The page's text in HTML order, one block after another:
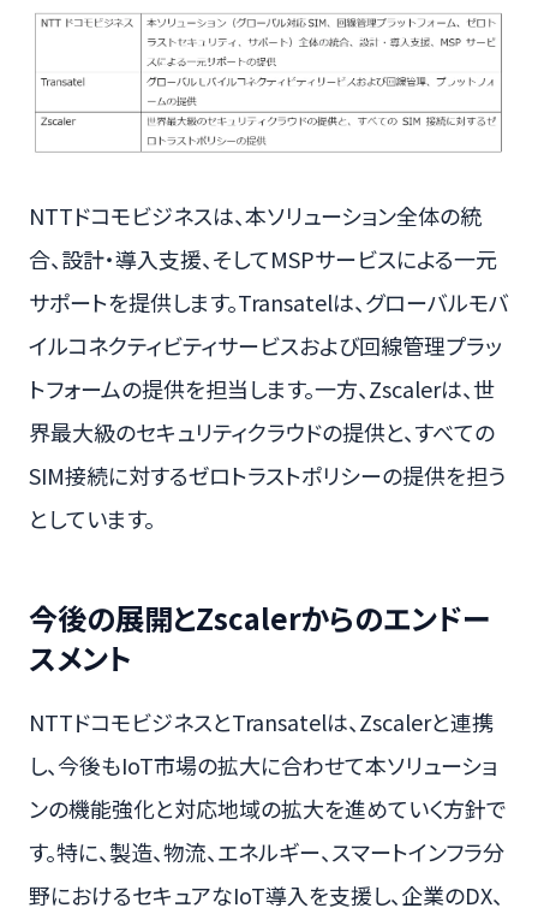
NTTドコモビジネスは、本ソリューション全体の統
合、設計・導入支援、そしてMSPサービスによる一元
サポートを提供します。Transatelは、グローバルモバ
イルコネクティビティサービスおよび回線管理プラッ
トフォームの提供を担当します。一方、Zscalerは、世
界最大級のセキュリティクラウドの提供と、すべての
SIM接続に対するゼロトラストポリシーの提供を担う
としています。
今後の展開とZscalerからのエンドー
スメント
NTTドコモビジネスとTransatelは、Zscalerと連携
し、今後もIoT市場の拡大に合わせて本ソリューショ
ンの機能強化と対応地域の拡大を進めていく方針で
す。特に、製造、物流、エネルギー、スマートインフラ分
野におけるセキュアなIoT導入を支援し、企業のDX、